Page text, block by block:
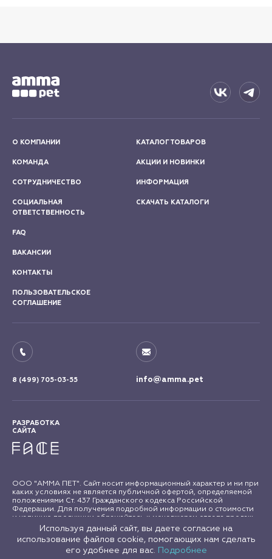
О КОМПАНИИ
КОМАНДА
СОТРУДНИЧЕСТВО
СОЦИАЛЬНАЯ
ОТВЕТСТВЕННОСТЬ
КАТАЛОГ ТОВАРОВ
АКЦИИ И НОВИНКИ
ИНФОРМАЦИЯ
СКАЧАТЬ КАТАЛОГИ
FAQ
ВАКАНСИИ
КОНТАКТЫ
ПОЛЬЗОВАТЕЛЬСКОЕ
СОГЛАШЕНИЕ
8 (499) 705-03-55 info@amma.pet
РАЗРАБОТКА
САЙТА
ООО "АММА ПЕТ". Сайт носит информационный характер и ни при
каких условиях не является публичной офертой, определяемой
положениями Ст. 437 Гражданского кодекса Российской
Федерации. Для получения подробной информации о стоимости
и наличию продукции обращайтесь к менеджерам отдела продаж
"АММА ПЕТ". Все права на материалы сайта amma.pet защищены в
соответствии с российским и международным законодательством
об авторском праве и смежных правах. Любое использование
материалов сайта допускается только с письменного согласия
Используя данный сайт, вы даете согласие на
использование файлов cookie, помогающих нам сделать
его удобнее для вас. Подробнее